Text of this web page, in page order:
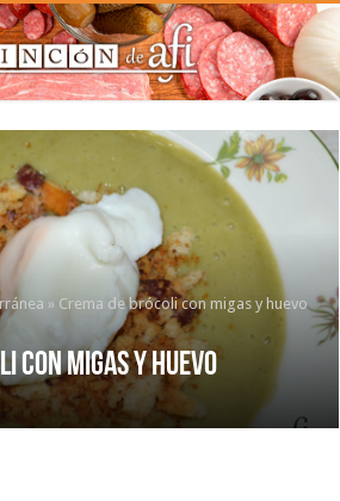
» Crema de brócoli con migas y huevo
con migas y huevo